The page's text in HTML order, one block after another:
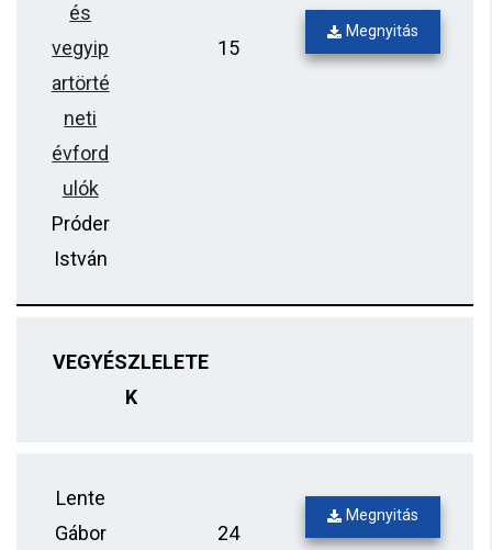
és
vegyip
artörté
neti
évford
ulók
Próder
István
15
Megnyitás
VEGYÉSZLELETE
K
Lente
Gábor
24
Megnyitás